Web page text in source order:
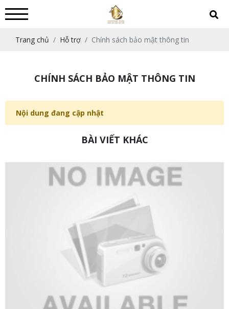
Trang chủ Hỗ trợ Chính sách bảo mật thông tin
CHÍNH SÁCH BẢO MẬT THÔNG TIN
Nội dung đang cập nhật
BÀI VIẾT KHÁC